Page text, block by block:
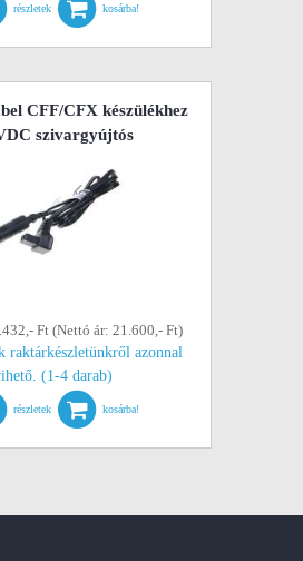
részletek kosárba!
CFF/CFX készülékhez
szivargyújtós
Ft (Nettó ár: 21.600,- Ft)
raktárkészletünkről azonnal
(1-4 darab)
részletek kosárba!